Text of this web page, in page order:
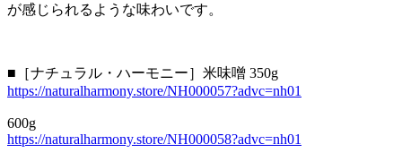
が感じられるような味わいです。
■［ナチュラル・ハーモニー］米味噌 350g
https://naturalharmony.store/NH000057?advc=nh01
600g
https://naturalharmony.store/NH000058?advc=nh01